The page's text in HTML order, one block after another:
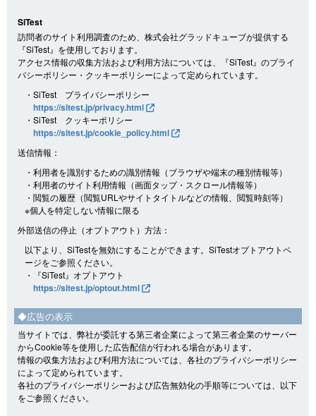
SiTest
訪問者のサイト利用調査のため、株式会社グラッドキューブが提供する
『SiTest』を使用しております。
アクセス情報の収集方法および利用方法については、『SiTest』のプライ
バシーポリシー・クッキーポリシーによって定められています。
・SiTest プライバシーポリシー
https://sitest.jp/privacy.html
・SiTest クッキーポリシー
https://sitest.jp/cookie_policy.html
送信情報：
・利用者を識別するための識別情報（ブラウザや端末の種別情報等）
・利用者のサイト利用情報（画面タップ・スクロール情報等）
・閲覧の履歴（閲覧URLやサイトタイトルなどの情報、閲覧時刻等）
※個人を特定しない情報に限る
外部送信の停止（オプトアウト）方法：
以下より、SiTestを無効にすることができます。SiTestオプトアウトペ
ージをご参照ください。
・『SiTest』オプトアウト
https://sitest.jp/optout.html
◆広告の表示
当サイトでは、弊社が委託する第三者企業によって第三者企業のサーバー
からCookie等を使用した広告配信が行われる場合があります。
情報の収集方法および利用方法については、各社のプライバシーポリシー
によって定められています。
各社のプライバシーポリシーおよび広告無効化の手順等については、以下
をご参照ください。